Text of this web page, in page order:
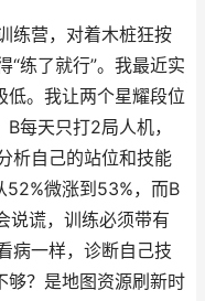
练营，对着木桩狂按
“练了就行”。我最近实
低。我让两个星耀段位
每天只打2局人机，
析自己的站位和技能
52%微涨到53%，而B
说谎，训练必须带有
病一样，诊断自己技
够？是地图资源刷新时